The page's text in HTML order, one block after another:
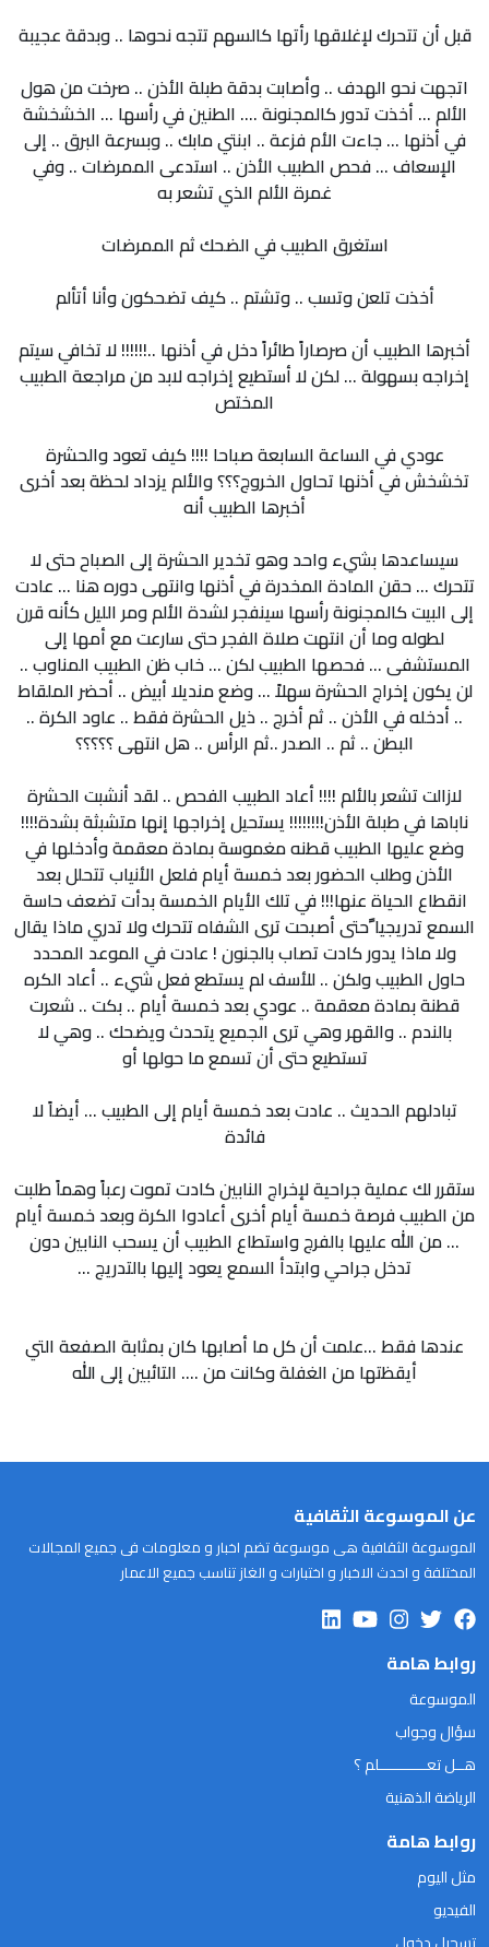
قبل أن تتحرك لإغلاقها رأتها كالسهم تتجه نحوها .. وبدقة عجيبة
اتجهت نحو الهدف .. وأصابت بدقة طبلة الأذن .. صرخت من هول
الألم ... أخذت تدور كالمجنونة .... الطنين في رأسها ... الخشخشة
في أذنها ... جاءت الأم فزعة .. ابنتي مابك .. وبسرعة البرق .. إلى
الإسعاف ... فحص الطبيب الأذن .. استدعى الممرضات .. وفي
غمرة الألم الذي تشعر به
استغرق الطبيب في الضحك ثم الممرضات
أخذت تلعن وتسب .. وتشتم .. كيف تضحكون وأنا أتألم
أخبرها الطبيب أن صرصاراً طائراً دخل في أذنها ..!!!!!! لا تخافي سيتم
إخراجه بسهولة ... لكن لا أستطيع إخراجه لابد من مراجعة الطبيب
المختص
عودي في الساعة السابعة صباحا !!!! كيف تعود والحشرة
تخشخش في أذنها تحاول الخروج؟؟؟ والألم يزداد لحظة بعد أخرى
أخبرها الطبيب أنه
سيساعدها بشيء واحد وهو تخدير الحشرة إلى الصباح حتى لا
تتحرك ... حقن المادة المخدرة في أذنها وانتهى دوره هنا ... عادت
إلى البيت كالمجنونة رأسها سينفجر لشدة الألم ومر الليل كأنه قرن
لطوله وما أن انتهت صلاة الفجر حتى سارعت مع أمها إلى
المستشفى ... فحصها الطبيب لكن ... خاب ظن الطبيب المناوب ..
لن يكون إخراج الحشرة سهلاً ... وضع منديلا أبيض .. أحضر الملقاط
.. أدخله في الأذن .. ثم أخرج .. ذيل الحشرة فقط .. عاود الكرة ..
البطن .. ثم .. الصدر ..ثم الرأس .. هل انتهى ؟؟؟؟؟
لازالت تشعر بالألم !!!! أعاد الطبيب الفحص .. لقد أنشبت الحشرة
ناباها في طبلة الأذن!!!!!!!! يستحيل إخراجها إنها متشبثة بشدة!!!!
وضع عليها الطبيب قطنه مغموسة بمادة معقمة وأدخلها في
الأذن وطلب الحضور بعد خمسة أيام فلعل الأنياب تتحلل بعد
انقطاع الحياة عنها!!! في تلك الأيام الخمسة بدأت تضعف حاسة
السمع تدريجيا ًحتى أصبحت ترى الشفاه تتحرك ولا تدري ماذا يقال
ولا ماذا يدور كادت تصاب بالجنون ! عادت في الموعد المحدد
حاول الطبيب ولكن .. للأسف لم يستطع فعل شيء .. أعاد الكره
قطنة بمادة معقمة .. عودي بعد خمسة أيام .. بكت .. شعرت
بالندم .. والقهر وهي ترى الجميع يتحدث ويضحك .. وهي لا
تستطيع حتى أن تسمع ما حولها أو
تبادلهم الحديث .. عادت بعد خمسة أيام إلى الطبيب ... أيضاً لا
فائدة
ستقرر لك عملية جراحية لإخراج النابين كادت تموت رعباً وهماً طلبت
من الطبيب فرصة خمسة أيام أخرى أعادوا الكرة وبعد خمسة أيام
... من الله عليها بالفرج واستطاع الطبيب أن يسحب النابين دون
تدخل جراحي وابتدأ السمع يعود إليها بالتدريج ...
عندها فقط ...علمت أن كل ما أصابها كان بمثابة الصفعة التي
أيقظتها من الغفلة وكانت من .... التائبين إلى الله
عن الموسوعة الثقافية
الموسوعة الثقافية هى موسوعة تضم اخبار و معلومات فى جميع المجالات
المختلفة و احدث الاخبار و اختبارات و الغاز تناسب جميع الاعمار
روابط هامة
الموسوعة
سؤال وجواب
هــل تعـــــــــــلم ؟
الرياضة الذهنية
روابط هامة
مثل اليوم
الفيديو